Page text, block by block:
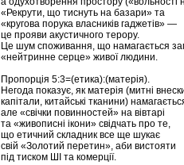
«Рекрути, що тиснуть на базари» та
«кругова порука власників гаджетів» —
це прояви акустичного терору.
Це шум споживання, що намагається
«нейтринне серце» живої людини.
Пропорція 5:3=(етика):(матерія).
Негода показує, як матерія (митні
капітали, китайські тканини)
але «свічки повинностей» на вівтарі
та «живописні ікони» свідчать про те,
що етичний складник все ще шукає
свій «Золотий перетин», аби вистояти
під тиском ШІ та комерції.